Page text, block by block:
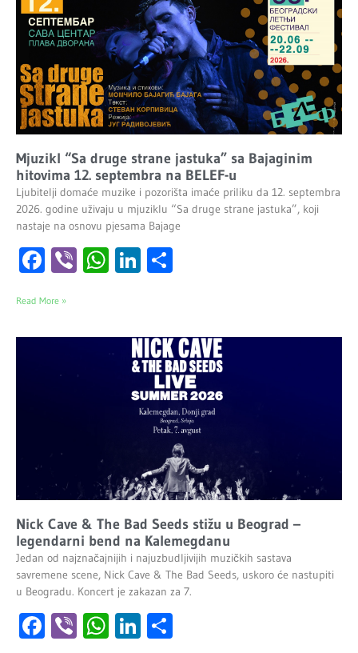
Mjuzikl “Sa druge strane jastuka” sa Bajaginim
hitovima 12. septembra na BELEF-u
Ljubitelji domaće muzike i pozorišta imaće priliku da 12. septembra
2026. godine uživaju u mjuziklu “Sa druge strane jastuka”, koji
nastaje na osnovu pjesama Bajage
Facebook
ViberWhatsApp
LinkedIn
Read More »
Nick Cave & The Bad Seeds stižu u Beograd –
legendarni bend na Kalemegdanu
Jedan od najznačajnijih i najuzbudljivijih muzičkih sastava
savremene scene, Nick Cave & The Bad Seeds, uskoro će nastupiti
u Beogradu. Koncert je zakazan za 7.
Facebook
ViberWhatsApp
LinkedIn